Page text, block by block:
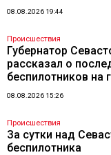
08.08.2026 19:44
Происшествия
Губернатор
рассказал о
беспилотников на
08.08.2026 15:26
Происшествия
За сутки над
беспилотника